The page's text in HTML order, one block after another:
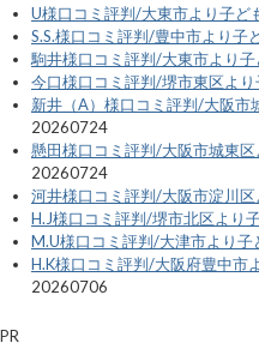
U様口コミ評判/大東市より子
S.S.様口コミ評判/豊中市より
駒井様口コミ評判/大東市より
今口様口コミ評判/堺市東区よ
新井（A）様口コミ評判/大阪
20260724
懸田様口コミ評判/大阪市城東
20260724
河井様口コミ評判/大阪市淀川
H.J様口コミ評判/堺市北区より
M.U様口コミ評判/大津市より
H.K様口コミ評判/大阪府豊中
20260706
PR